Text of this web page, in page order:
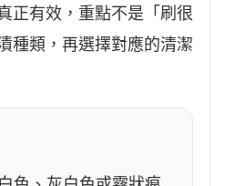
正有效，重點不是「刷很
種類，再選擇對應的清潔